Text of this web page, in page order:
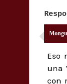
Eso
una
con